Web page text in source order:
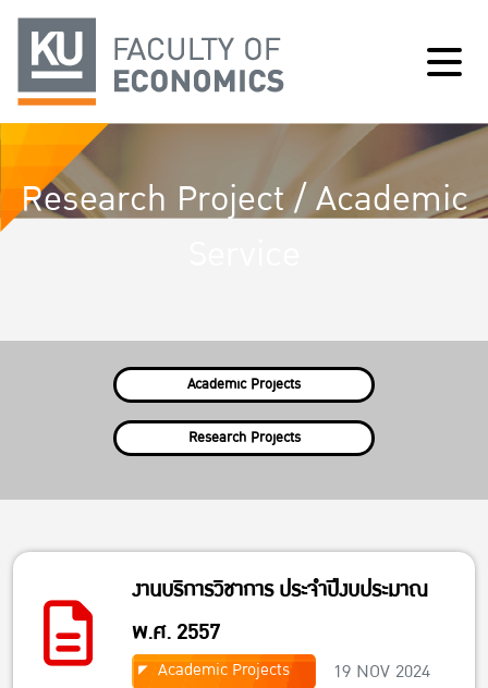
Research Project / Academic
Academic Projects
Research Projects
งานบริการวิชาการ ประจำปีงบประมาณ
พ.ศ. 2557
Academic Projects 19 NOV 2024